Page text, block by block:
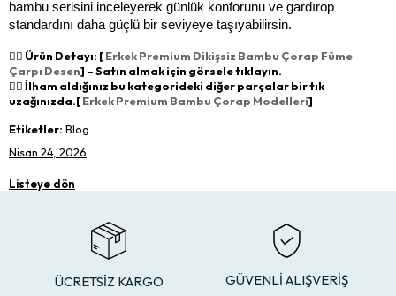
bambu serisini inceleyerek günlük konforunu ve gardırop
standardını daha güçlü bir seviyeye taşıyabilirsin.
👉🏻 Ürün Detayı: [ Erkek Premium Dikişsiz Bambu Çorap Füme
Çarpı Desen] – Satın almak için görsele tıklayın.
👉🏻 İlham aldığınız bu kategorideki diğer parçalar bir tık
uzağınızda.[ Erkek Premium Bambu Çorap Modelleri]
Etiketler: Blog
Nisan 24, 2026
Listeye dön
ÜCRETSİZ KARGO GÜVENLİ ALIŞVERİŞ